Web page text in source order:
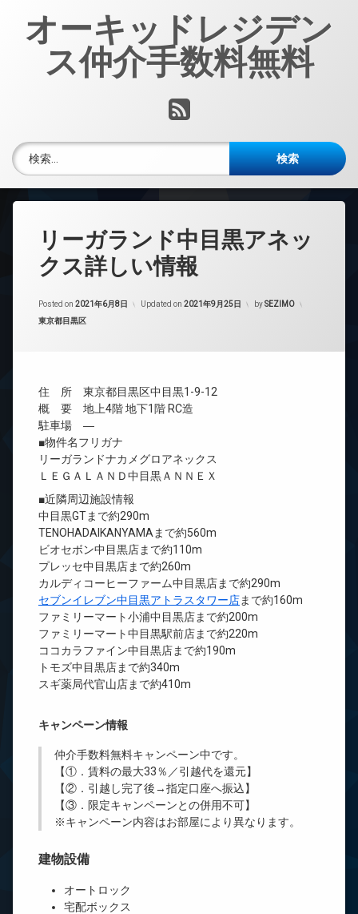
オーキッドレジデン
ス仲介手数料無料
RSS
検索:
リーガランド中目黒アネッ
クス詳しい情報
Posted on 2021年6月8日 Updated on 2021年9月25日 bySEZIMO
カテゴリー:
東京都目黒区
住 所 東京都目黒区中目黒1-9-12
概 要 地上4階 地下1階 RC造
駐車場 ―
■物件名フリガナ
リーガランドナカメグロアネックス
ＬＥＧＡＬＡＮＤ中目黒ＡＮＮＥＸ
■近隣周辺施設情報
中目黒GTまで約290m
TENOHADAIKANYAMAまで約560m
ビオセボン中目黒店まで約110m
プレッセ中目黒店まで約260m
カルディコーヒーファーム中目黒店まで約290m
セブンイレブン中目黒アトラスタワー店まで約160m
ファミリーマート小浦中目黒店まで約200m
ファミリーマート中目黒駅前店まで約220m
ココカラファイン中目黒店まで約190m
トモズ中目黒店まで約340m
スギ薬局代官山店まで約410m
キャンペーン情報
仲介手数料無料キャンペーン中です。
【①．賃料の最大33％／引越代を還元】
【②．引越し完了後→指定口座へ振込】
【③．限定キャンペーンとの併用不可】
※キャンペーン内容はお部屋により異なります。
建物設備
オートロック
宅配ボックス